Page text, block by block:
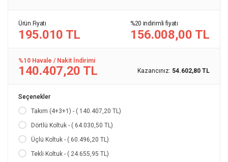
Ürün Fiyatı
195.010 TL
%20 indirimli fiyatı
156.008,00 TL
%10 Havale / Nakit İndirimi
140.407,20 TL Kazancınız: 54.602,80 TL
Seçenekler
Takım (4+3+1) - ( 140.407,20 TL)
Dörtlü Koltuk - ( 64.030,50 TL)
Üçlü Koltuk - ( 60.496,20 TL)
Tekli Koltuk - ( 24.655,95 TL)